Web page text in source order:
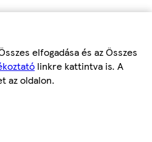
elfogadása és az Összes
linkre kattintva is. A
az oldalon.